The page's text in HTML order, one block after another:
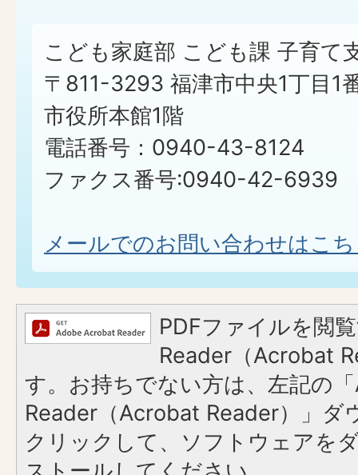
こども家庭部 こども課 子育て
〒811-3293 福津市中央1丁目1
市役所本館1階
電話番号：0940-43-8124
ファクス番号:0940-42-6939
メールでのお問い合わせはこ
PDFファイルを閲
Reader（Acrobat
す。お持ちでない方は、左記の
Reader（Acrobat Reader）」ダ
クリックして、ソフトウェアを